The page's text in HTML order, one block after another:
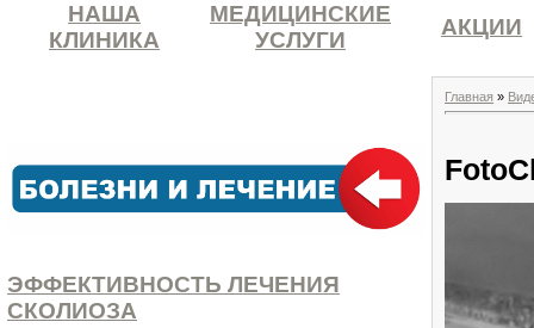
НАША
КЛИНИКА
МЕДИЦИНСКИЕ
УСЛУГИ
АКЦИИ
ЭФФЕКТИВНОСТЬ ЛЕЧЕНИЯ
СКОЛИОЗА
Главная »